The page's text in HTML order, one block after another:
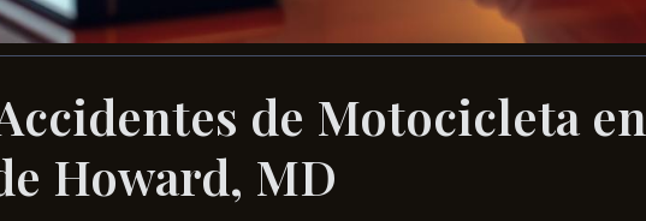
de Motocicleta en
Howard, MD